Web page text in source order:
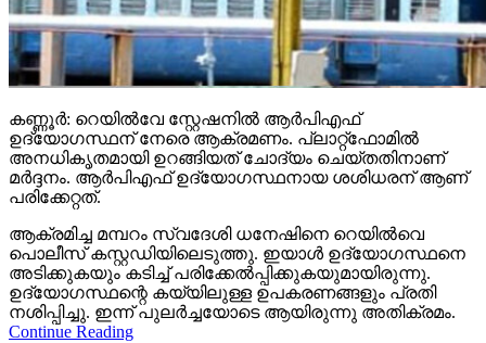
കണ്ണൂര്‍: റെയില്‍വേ സ്റ്റേഷനില്‍ ആര്‍പിഎഫ്
ഉദ്യോഗസ്ഥന് നേരെ ആക്രമണം. പ്ലാറ്റ്‌ഫോമില്‍
അനധികൃതമായി ഉറങ്ങിയത് ചോദ്യം ചെയ്തതിനാണ്
മര്‍ദ്ദനം. ആര്‍പിഎഫ് ഉദ്യോഗസ്ഥനായ ശശിധരന് ആണ്
പരിക്കേറ്റത്.
ആക്രമിച്ച മമ്പറം സ്വദേശി ധനേഷിനെ റെയില്‍വെ
പൊലീസ് കസ്റ്റഡിയിലെടുത്തു. ഇയാള്‍ ഉദ്യോഗസ്ഥനെ
അടിക്കുകയും കടിച്ച് പരിക്കേല്‍പ്പിക്കുകയുമായിരുന്നു.
ഉദ്യോഗസ്ഥന്റെ കയ്യിലുള്ള ഉപകരണങ്ങളും പ്രതി
നശിപ്പിച്ചു. ഇന്ന് പുലര്‍ച്ചയോടെ ആയിരുന്നു അതിക്രമം.
Continue Reading